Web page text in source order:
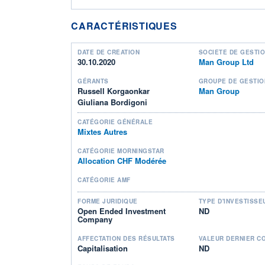
CARACTÉRISTIQUES
DATE DE CRÉATION
30.10.2020
SOCIÉTÉ DE
Man Group Ltd
GÉRANTS
Russell Korgaonkar
Giuliana Bordigoni
GROUPE DE
Man Group
CATÉGORIE GÉNÉRALE
Mixtes Autres
CATÉGORIE MORNINGSTAR
Allocation CHF Modérée
CATÉGORIE AMF
FORME JURIDIQUE
Open Ended Investment
Company
TYPE
ND
AFFECTATION DES RÉSULTATS
Capitalisation
VALEUR DERNIER
ND